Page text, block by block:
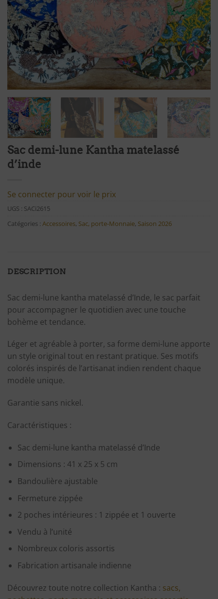
Sac demi-lune Kantha matelassé
d’inde
Se connecter pour voir le prix
UGS : SACi2615
Catégories : Accessoires, Sac, porte-Monnaie, Saison 2026
DESCRIPTION
Sac demi-lune kantha matelassé d’Inde, le sac parfait
pour accompagner le quotidien avec une touche
bohème et tendance.
Léger et agréable à porter, sa forme demi-lune apporte
un style original tout en restant pratique. Ses motifs
colorés inspirés de l’artisanat indien rendent chaque
modèle unique.
Garantie sans nickel.
Caractéristiques :
Sac demi-lune kantha matelassé d’Inde
Dimensions : 41 x 25 x 5 cm
Bandoulière ajustable
Fermeture zippée
2 poches intérieures : 1 zippée et 1 ouverte
Vendu à l’unité
Nombreux coloris assortis
Fabrication artisanale indienne
Découvrez toute notre collection Kantha : sacs,